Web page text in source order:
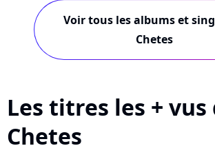
Voir tous les albums et
Chetes
Les titres les + vus
Chetes